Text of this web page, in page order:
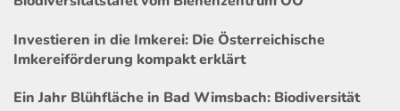
Investieren in die Imkerei: Die Österreichische
Imkereiförderung kompakt erklärt
Ein Jahr Blühfläche in Bad Wimsbach: Biodiversität